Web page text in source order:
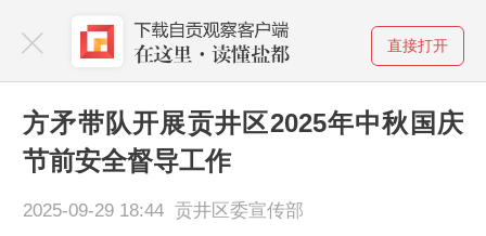
直接打开
方矛带队开展贡井区2025年中秋国庆
节前安全督导工作
2025-09-29 18:44 贡井区委宣传部